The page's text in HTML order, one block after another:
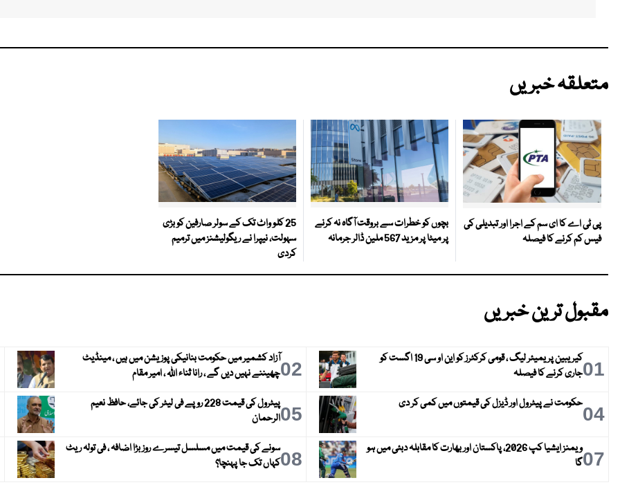
متعلقہ خبریں
پی ٹی اے کا ای سم کے اجرا اور تبدیلی کی
فیس کم کرنے کا فیصلہ
بچوں کو خطرات سے بروقت آگاہ نہ کرنے
پر میٹا پر مزید 567 ملین ڈالر جرمانہ
25 کلو واٹ تک کے سولر صارفین کو بڑی
سہولت، نیپرا نے ریگولیشنز میں ترمیم
کردی
مقبول ترین خبریں
01
کیریبین پریمیئر لیگ ، قومی کرکٹرز کو این او سی 19 اگست کو
جاری کرنے کا فیصلہ
02آزاد کشمیر میں حکومت بنانیکی پوزیشن میں ہیں ، مینڈیٹ
چھیننے نہیں دیں گے ، رانا ثناء اللہ ، امیر مقام
04حکومت نے پیٹرول اور ڈیزل کی قیمتوں میں کمی کر دی 05
پیٹرول کی قیمت 228 روپے فی لیٹر کی جائے، حافظ نعیم
الرحمان
07
ویمنز ایشیا کپ 2026، پاکستان اور بھارت کا مقابلہ دبئی میں ہو
گا
08سونے کی قیمت میں مسلسل تیسرے روز بڑا اضافہ ، فی تولہ ریٹ
کہاں تک جا پہنچا؟